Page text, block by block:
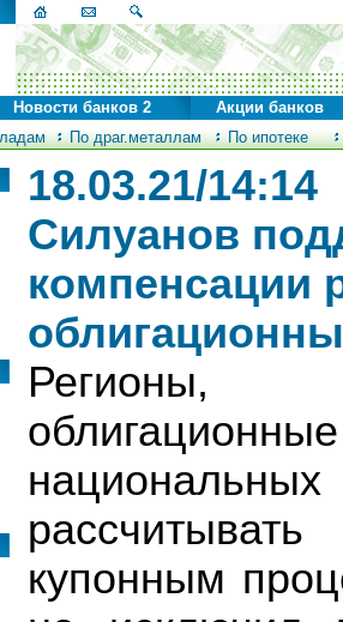
По драг.металлам По ипотеке
Новости банков 2 Акции банков
18.03.21/14:14
Силуанов
компенсации
Регионы,
купонным